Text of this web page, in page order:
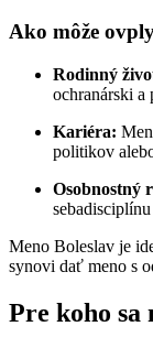
Ako môže
Rodinný
ochranárski a
Kariéra:
politikov
Osobnostný
Meno Boleslav je
synovi dať meno s
Pre koho sa